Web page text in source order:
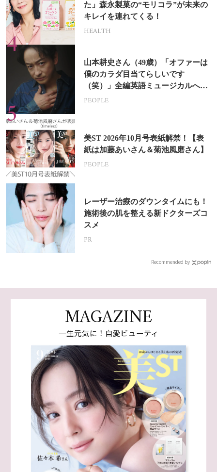
た」森永製菓の“モリコラ”が未来の
キレイを連れてくる！
HEALTH
山本耕史さん（49歳）「オファーは
僕のカラダ目当てらしいです
（笑）」全編英語ミュージカルへの
挑戦
PEOPLE
美ST 2026年10月号表紙解禁！【表
紙は加藤あいさん＆菊池風磨さん】
PEOPLE
レーザー治療のダウンタイムにも！
施術後の肌を整える新ドクターズコ
スメ
PR
Recommended by
MAGAZINE
一生元気に！自愛ビューティ